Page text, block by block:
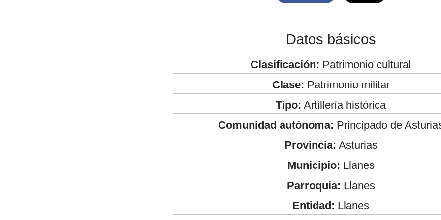
Datos básicos
Clasificación: Patrimonio cultural
Clase: Patrimonio militar
Tipo: Artillería histórica
Comunidad autónoma: Principado de
Provincia: Asturias
Municipio: Llanes
Parroquia: Llanes
Entidad: Llanes